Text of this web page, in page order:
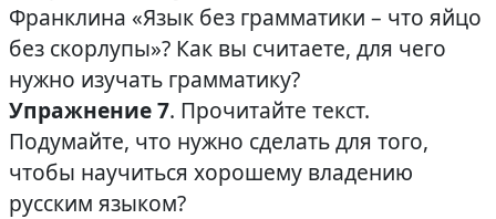
Франклина «Язык без грамматики – что яйцо
без скорлупы»? Как вы считаете, для чего
нужно изучать грамматику?
Упражнение 7. Прочитайте текст.
Подумайте, что нужно сделать для того,
чтобы научиться хорошему владению
русским языком?